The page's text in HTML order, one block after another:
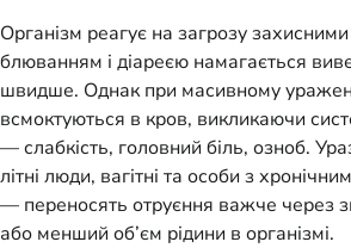
Організм реагує на загрозу
блюванням і діареєю намагається
швидше. Однак при масивному
всмоктуються в кров, викликаючи
— слабкість, головний біль, озноб.
літні люди, вагітні та особи з
— переносять отруєння важче через
або менший об’єм рідини в організмі.